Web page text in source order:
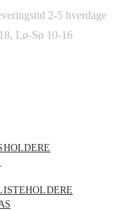
2-5 hverdage
Lø-Sø 10-16